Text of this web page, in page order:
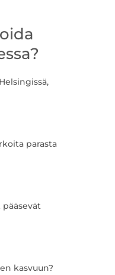
parasta
kasvuun?